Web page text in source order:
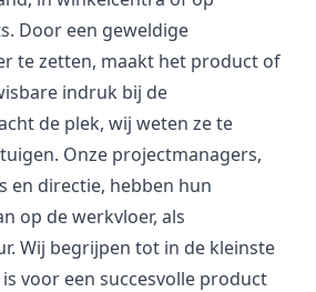
Door een geweldige
te zetten, maakt het product of
indruk bij de
de plek, wij weten ze te
Onze projectmanagers,
en directie, hebben hun
op de werkvloer, als
Wij begrijpen tot in de kleinste
voor een succesvolle product